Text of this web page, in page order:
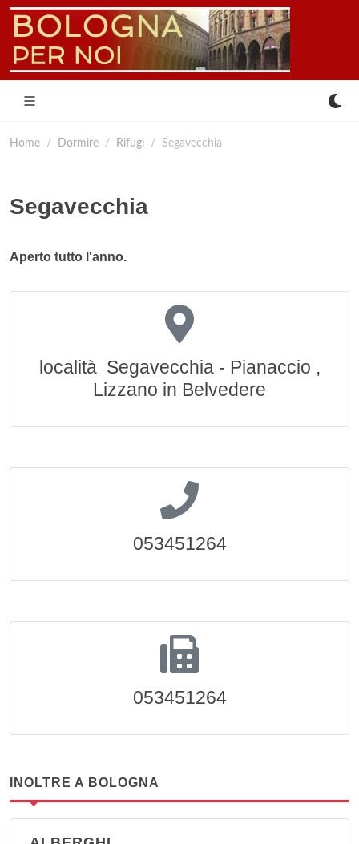
Home Dormire Rifugi Segavecchia
Segavecchia
Aperto tutto l'anno.
località Segavecchia - Pianaccio ,
Lizzano in Belvedere
053451264
053451264
INOLTRE A BOLOGNA